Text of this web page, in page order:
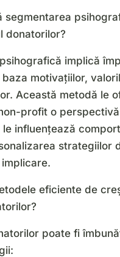
segmentarea
donatorilor?
implică
motivațiilor,
Această metodă le
profit o
influențează
strategiilor
eficiente de
poate fi